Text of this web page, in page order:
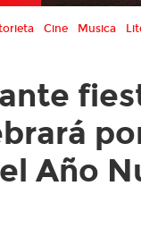
Cine Musica
Año